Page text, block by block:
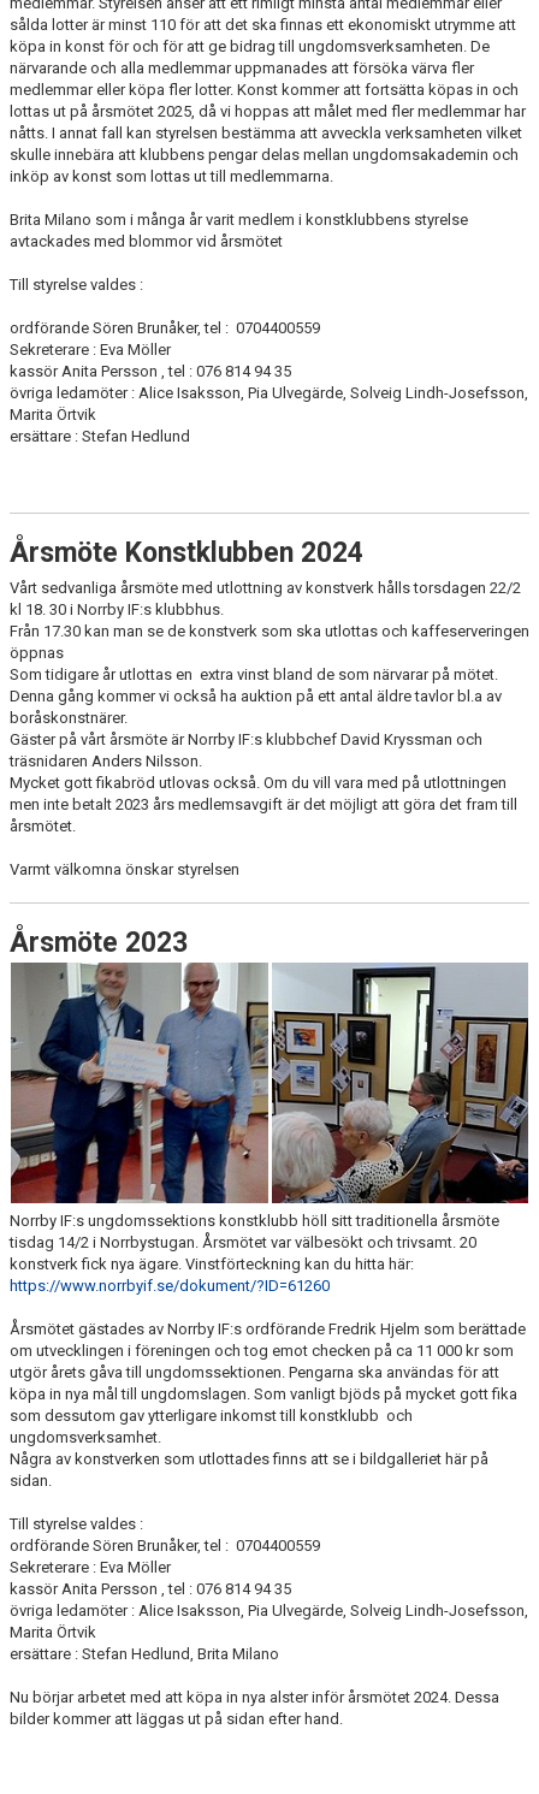
sålda lotter är minst 110 för att det ska finnas ett ekonomiskt utrymme att
köpa in konst för och för att ge bidrag till ungdomsverksamheten. De
närvarande och alla medlemmar uppmanades att försöka värva fler
medlemmar eller köpa fler lotter. Konst kommer att fortsätta köpas in och
lottas ut på årsmötet 2025, då vi hoppas att målet med fler medlemmar har
nåtts. I annat fall kan styrelsen bestämma att avveckla verksamheten vilket
skulle innebära att klubbens pengar delas mellan ungdomsakademin och
inköp av konst som lottas ut till medlemmarna.
Brita Milano som i många år varit medlem i konstklubbens styrelse
avtackades med blommor vid årsmötet
Till styrelse valdes :
ordförande Sören Brunåker, tel : 0704400559
Sekreterare : Eva Möller
kassör Anita Persson , tel : 076 814 94 35
övriga ledamöter : Alice Isaksson, Pia Ulvegärde, Solveig Lindh-Josefsson,
Marita Örtvik
ersättare : Stefan Hedlund
Årsmöte Konstklubben 2024
Vårt sedvanliga årsmöte med utlottning av konstverk hålls torsdagen 22/2
kl 18. 30 i Norrby IF:s klubbhus.
Från 17.30 kan man se de konstverk som ska utlottas och kaffeserveringen
öppnas
Som tidigare år utlottas en extra vinst bland de som närvarar på mötet.
Denna gång kommer vi också ha auktion på ett antal äldre tavlor bl.a av
boråskonstnärer.
Gäster på vårt årsmöte är Norrby IF:s klubbchef David Kryssman och
träsnidaren Anders Nilsson.
Mycket gott fikabröd utlovas också. Om du vill vara med på utlottningen
men inte betalt 2023 års medlemsavgift är det möjligt att göra det fram till
årsmötet.
Varmt välkomna önskar styrelsen
Årsmöte 2023
Norrby IF:s ungdomssektions konstklubb höll sitttraditionella årsmöte
tisdag 14/2 i Norrbystugan. Årsmötet var välbesökt och trivsamt. 20
konstverk fick nya ägare. Vinstförteckning kan du hitta här:
https://www.norrbyif.se/dokument/?ID=61260
Årsmötet gästades av Norrby IF:s ordförande Fredrik Hjelm som berättade
om utvecklingen i föreningen och tog emot checken på ca 11 000 kr som
utgör årets gåva till ungdomssektionen. Pengarna ska användas för att
köpa in nya mål till ungdomslagen. Som vanligt bjöds på mycket gott fika
som dessutom gav ytterligare inkomst till konstklubb och
ungdomsverksamhet.
Några av konstverken som utlottades finns att se i bildgalleriet här på
sidan.
Till styrelse valdes :
ordförande Sören Brunåker, tel : 0704400559
Sekreterare : Eva Möller
kassör Anita Persson , tel : 076 814 94 35
övriga ledamöter : Alice Isaksson, Pia Ulvegärde, Solveig Lindh-Josefsson,
Marita Örtvik
ersättare : Stefan Hedlund, Brita Milano
Nu börjar arbetet med att köpa in nya alster inför årsmötet 2024. Dessa
bilder kommer att läggas ut på sidan efter hand.